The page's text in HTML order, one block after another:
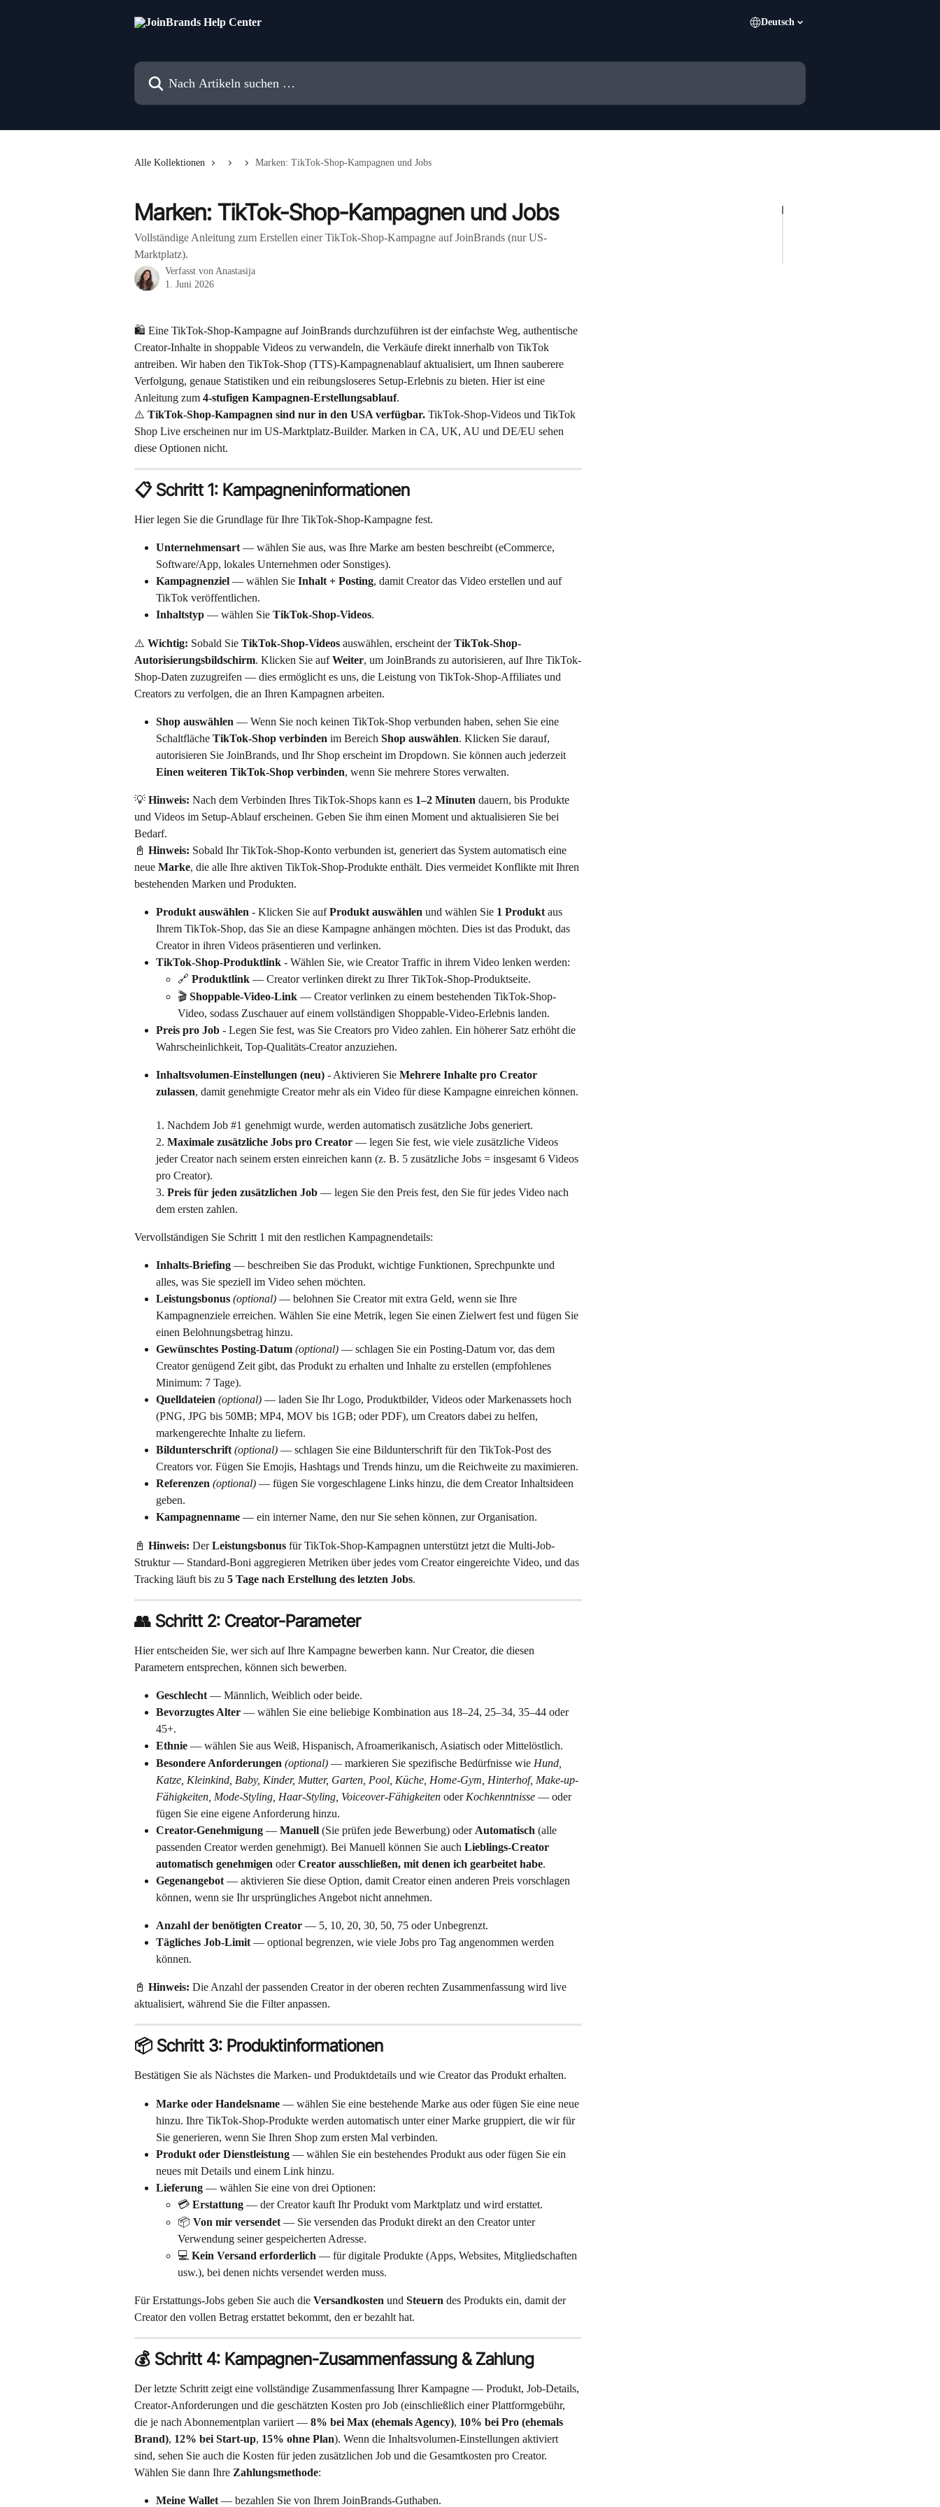
Deutsch
Nach Artikeln suchen …
Alle Kollektionen Marken: TikTok-Shop-Kampagnen und Jobs
Marken: TikTok-Shop-Kampagnen und Jobs
Vollständige Anleitung zum Erstellen einer TikTok-Shop-Kampagne auf JoinBrands (nur US-
Marktplatz).
Verfasst von Anastasija
1. Juni 2026
🛍️ Eine TikTok-Shop-Kampagne auf JoinBrands durchzuführen ist der einfachste Weg, authentische
Creator-Inhalte in shoppable Videos zu verwandeln, die Verkäufe direkt innerhalb von TikTok
antreiben. Wir haben den TikTok-Shop (TTS)-Kampagnenablauf aktualisiert, um Ihnen sauberere
Verfolgung, genaue Statistiken und ein reibungsloseres Setup-Erlebnis zu bieten. Hier ist eine
Anleitung zum 4-stufigen Kampagnen-Erstellungsablauf.
⚠️ TikTok-Shop-Kampagnen sind nur in den USA verfügbar. TikTok-Shop-Videos und TikTok
Shop Live erscheinen nur im US-Marktplatz-Builder. Marken in CA, UK, AU und DE/EU sehen
diese Optionen nicht.
📋 Schritt 1: Kampagneninformationen
Hier legen Sie die Grundlage für Ihre TikTok-Shop-Kampagne fest.
Unternehmensart — wählen Sie aus, was Ihre Marke am besten beschreibt (eCommerce,
Software/App, lokales Unternehmen oder Sonstiges).
Kampagnenziel — wählen Sie Inhalt + Posting, damit Creator das Video erstellen und auf
TikTok veröffentlichen.
Inhaltstyp — wählen Sie TikTok-Shop-Videos.
⚠️ Wichtig: Sobald Sie TikTok-Shop-Videos auswählen, erscheint der TikTok-Shop-
Autorisierungsbildschirm. Klicken Sie auf Weiter, um JoinBrands zu autorisieren, auf Ihre TikTok-
Shop-Daten zuzugreifen — dies ermöglicht es uns, die Leistung von TikTok-Shop-Affiliates und
Creators zu verfolgen, die an Ihren Kampagnen arbeiten.
Shop auswählen — Wenn Sie noch keinen TikTok-Shop verbunden haben, sehen Sie eine
Schaltfläche TikTok-Shop verbinden im Bereich Shop auswählen. Klicken Sie darauf,
autorisieren Sie JoinBrands, und Ihr Shop erscheint im Dropdown. Sie können auch jederzeit
Einen weiteren TikTok-Shop verbinden, wenn Sie mehrere Stores verwalten.
💡 Hinweis: Nach dem Verbinden Ihres TikTok-Shops kann es 1–2 Minuten dauern, bis Produkte
und Videos im Setup-Ablauf erscheinen. Geben Sie ihm einen Moment und aktualisieren Sie bei
Bedarf.
📓 Hinweis: Sobald Ihr TikTok-Shop-Konto verbunden ist, generiert das System automatisch eine
neue Marke, die alle Ihre aktiven TikTok-Shop-Produkte enthält. Dies vermeidet Konflikte mit Ihren
bestehenden Marken und Produkten.
Produkt auswählen - Klicken Sie auf Produkt auswählen und wählen Sie 1 Produkt aus
Ihrem TikTok-Shop, das Sie an diese Kampagne anhängen möchten. Dies ist das Produkt, das
Creator in ihren Videos präsentieren und verlinken.
TikTok-Shop-Produktlink - Wählen Sie, wie Creator Traffic in ihrem Video lenken werden:
🔗 Produktlink — Creator verlinken direkt zu Ihrer TikTok-Shop-Produktseite.
🎬 Shoppable-Video-Link — Creator verlinken zu einem bestehenden TikTok-Shop-
Video, sodass Zuschauer auf einem vollständigen Shoppable-Video-Erlebnis landen.
Preis pro Job - Legen Sie fest, was Sie Creators pro Video zahlen. Ein höherer Satz erhöht die
Wahrscheinlichkeit, Top-Qualitäts-Creator anzuziehen.
Inhaltsvolumen-Einstellungen (neu) - Aktivieren Sie Mehrere Inhalte pro Creator
zulassen, damit genehmigte Creator mehr als ein Video für diese Kampagne einreichen können.
1. Nachdem Job #1 genehmigt wurde, werden automatisch zusätzliche Jobs generiert.
2. Maximale zusätzliche Jobs pro Creator — legen Sie fest, wie viele zusätzliche Videos
jeder Creator nach seinem ersten einreichen kann (z. B. 5 zusätzliche Jobs = insgesamt 6 Videos
pro Creator).
3. Preis für jeden zusätzlichen Job — legen Sie den Preis fest, den Sie für jedes Video nach
dem ersten zahlen.
Vervollständigen Sie Schritt 1 mit den restlichen Kampagnendetails:
Inhalts-Briefing — beschreiben Sie das Produkt, wichtige Funktionen, Sprechpunkte und
alles, was Sie speziell im Video sehen möchten.
Leistungsbonus (optional) — belohnen Sie Creator mit extra Geld, wenn sie Ihre
Kampagnenziele erreichen. Wählen Sie eine Metrik, legen Sie einen Zielwert fest und fügen Sie
einen Belohnungsbetrag hinzu.
Gewünschtes Posting-Datum (optional) — schlagen Sie ein Posting-Datum vor, das dem
Creator genügend Zeit gibt, das Produkt zu erhalten und Inhalte zu erstellen (empfohlenes
Minimum: 7 Tage).
Quelldateien (optional) — laden Sie Ihr Logo, Produktbilder, Videos oder Markenassets hoch
(PNG, JPG bis 50MB; MP4, MOV bis 1GB; oder PDF), um Creators dabei zu helfen,
markengerechte Inhalte zu liefern.
Bildunterschrift (optional) — schlagen Sie eine Bildunterschrift für den TikTok-Post des
Creators vor. Fügen Sie Emojis, Hashtags und Trends hinzu, um die Reichweite zu maximieren.
Referenzen (optional) — fügen Sie vorgeschlagene Links hinzu, die dem Creator Inhaltsideen
geben.
Kampagnenname — ein interner Name, den nur Sie sehen können, zur Organisation.
📓 Hinweis: Der Leistungsbonus für TikTok-Shop-Kampagnen unterstützt jetzt die Multi-Job-
Struktur — Standard-Boni aggregieren Metriken über jedes vom Creator eingereichte Video, und das
Tracking läuft bis zu 5 Tage nach Erstellung des letzten Jobs.
👥 Schritt 2: Creator-Parameter
Hier entscheiden Sie, wer sich auf Ihre Kampagne bewerben kann. Nur Creator, die diesen
Parametern entsprechen, können sich bewerben.
Geschlecht — Männlich, Weiblich oder beide.
Bevorzugtes Alter — wählen Sie eine beliebige Kombination aus 18–24, 25–34, 35–44 oder
45+.
Ethnie — wählen Sie aus Weiß, Hispanisch, Afroamerikanisch, Asiatisch oder Mittelöstlich.
Besondere Anforderungen (optional) — markieren Sie spezifische Bedürfnisse wie Hund,
Katze, Kleinkind, Baby, Kinder, Mutter, Garten, Pool, Küche, Home-Gym, Hinterhof, Make-up-
Fähigkeiten, Mode-Styling, Haar-Styling, Voiceover-Fähigkeiten oder Kochkenntnisse — oder
fügen Sie eine eigene Anforderung hinzu.
Creator-Genehmigung — Manuell (Sie prüfen jede Bewerbung) oder Automatisch (alle
passenden Creator werden genehmigt). Bei Manuell können Sie auch Lieblings-Creator
automatisch genehmigen oder Creator ausschließen, mit denen ich gearbeitet habe.
Gegenangebot — aktivieren Sie diese Option, damit Creator einen anderen Preis vorschlagen
können, wenn sie Ihr ursprüngliches Angebot nicht annehmen.
Anzahl der benötigten Creator — 5, 10, 20, 30, 50, 75 oder Unbegrenzt.
Tägliches Job-Limit — optional begrenzen, wie viele Jobs pro Tag angenommen werden
können.
📓 Hinweis: Die Anzahl der passenden Creator in der oberen rechten Zusammenfassung wird live
aktualisiert, während Sie die Filter anpassen.
📦 Schritt 3: Produktinformationen
Bestätigen Sie als Nächstes die Marken- und Produktdetails und wie Creator das Produkt erhalten.
Marke oder Handelsname — wählen Sie eine bestehende Marke aus oder fügen Sie eine neue
hinzu. Ihre TikTok-Shop-Produkte werden automatisch unter einer Marke gruppiert, die wir für
Sie generieren, wenn Sie Ihren Shop zum ersten Mal verbinden.
Produkt oder Dienstleistung — wählen Sie ein bestehendes Produkt aus oder fügen Sie ein
neues mit Details und einem Link hinzu.
Lieferung — wählen Sie eine von drei Optionen:
💳 Erstattung — der Creator kauft Ihr Produkt vom Marktplatz und wird erstattet.
📦 Von mir versendet — Sie versenden das Produkt direkt an den Creator unter
Verwendung seiner gespeicherten Adresse.
💻 Kein Versand erforderlich — für digitale Produkte (Apps, Websites, Mitgliedschaften
usw.), bei denen nichts versendet werden muss.
Für Erstattungs-Jobs geben Sie auch die Versandkosten und Steuern des Produkts ein, damit der
Creator den vollen Betrag erstattet bekommt, den er bezahlt hat.
💰 Schritt 4: Kampagnen-Zusammenfassung & Zahlung
Der letzte Schritt zeigt eine vollständige Zusammenfassung Ihrer Kampagne — Produkt, Job-Details,
Creator-Anforderungen und die geschätzten Kosten pro Job (einschließlich einer Plattformgebühr,
die je nach Abonnementplan variiert — 8% bei Max (ehemals Agency), 10% bei Pro (ehemals
Brand), 12% bei Start-up, 15% ohne Plan). Wenn die Inhaltsvolumen-Einstellungen aktiviert
sind, sehen Sie auch die Kosten für jeden zusätzlichen Job und die Gesamtkosten pro Creator.
Wählen Sie dann Ihre Zahlungsmethode:
Meine Wallet — bezahlen Sie von Ihrem JoinBrands-Guthaben.